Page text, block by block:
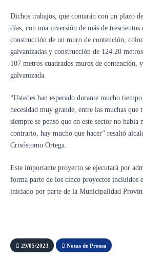
Dichos trabajos, que contarán con un plazo
días, con una inversión de más de
construcción de un muro de contención,
galvanizadas y construcción de 124.20
107 metros cuadrados muros de contención,
galvanizada.
“Ustedes han esperado durante mucho
necesidad muy grande, entre las muchas que
siempre se pensó que en este sector no había
contrario, hay mucho que hacer” resaltó
Crisóstomo Ortega.
Este importante proyecto se ejecutará por
forma parte de los cinco proyectos incluidos
iniciado por parte de la Municipalidad
29/05/2023 Notas de Prensa